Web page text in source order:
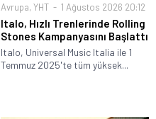
Avrupa, YHT 1 Ağustos 2026 20:12
Italo, Hızlı Trenlerinde Rolling
Stones Kampanyasını Başlattı
Italo, Universal Music Italia ile 1
Temmuz 2025'te tüm yüksek...